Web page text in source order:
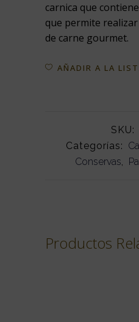
carnica que
que permite
de carne gourmet.
AÑADIR A LA
SKU:
Categorías:
Conservas,
Productos